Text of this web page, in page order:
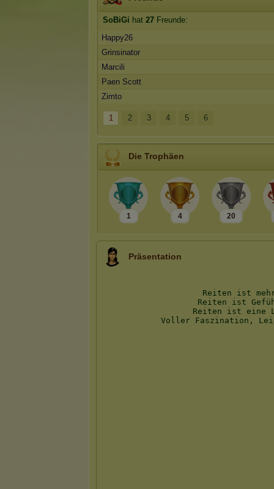
SoBiGi hat 27 Freunde:
Happy26
Grinsinator
Marcili
Paen Scott
Zimto
1 2 3 4 5 6
Die Trophäen
1 4 20
Präsentation